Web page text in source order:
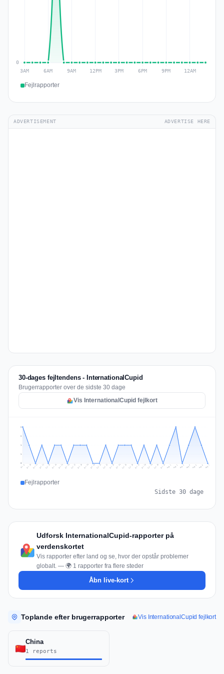
Fejlrapporter
ADVERTISEMENT ADVERTISE HERE
30-dages fejltendens - InternationalCupid
Brugerrapporter over de sidste 30 dage
Vis InternationalCupid fejlkort
1
1
2
2
Jul 9 Jul 10 Jul 11 Jul 12 Jul 13 Jul 14 Jul 15 Jul 16 Jul 17 Jul 18 Jul 19 Jul 20 Jul 21 Jul 22 Jul 23 Jul 24 Jul 25 Jul 26 Jul 27 Jul 28 Jul 29 Jul 30 Jul 31 Aug 1 Aug 2 Aug 3 Aug 4 Aug 5 Aug 6 Aug 7
Fejlrapporter
Sidste 30 dage
Udforsk InternationalCupid-rapporter på
verdenskortet
Vis rapporter efter land og se, hvor der opstår problemer
globalt. — 🌍 1 rapporter fra flere steder
Åbn live-kort
Toplande efter brugerrapporter Vis InternationalCupid fejlkort
China
1 reports